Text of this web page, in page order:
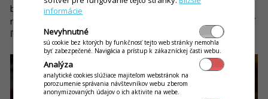
by som si dala doviezť aj niečo iné.“ A tak sme sa pustili do
rozvozu. Postupom času sa to pekne aklimatizovalo a niektorí
ľudia už volávajú dokonca aj pravidelne.
informácie
Nevyhnutné
sú cookie bez ktorých by funkčnosť tejto web stránky nemohla
byť zabezpečené. Navigácia a prístup k zákazníckej časti webu.
Analýza
analytické cookies slúžiace majiteľom webstránok na
porozumenie správania návštevníkov webu zberom
anonymizovaných údajov o ich aktivite na webe.